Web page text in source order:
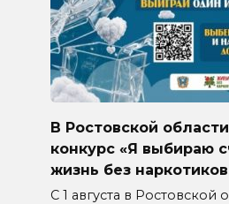
В Ростовской
конкурс «Я выбираю
жизнь без
С 1 августа в Ростовской